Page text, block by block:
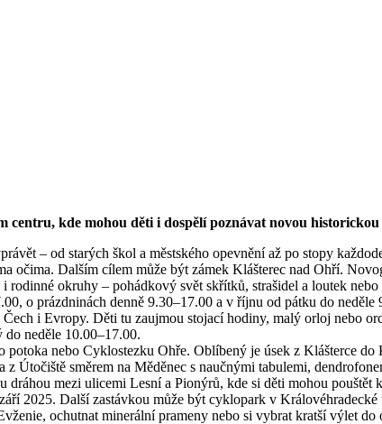
kde mohou děti i dospělí poznávat novou historickou
– od starých škol a městského opevnění až po stopy
očima. Dalším cílem může být zámek Klášterec nad Ohří.
okruhy – pohádkový svět skřítků, strašidel a loutek
o prázdninách denně 9.30–17.00 a v říjnu od pátku do neděle
i Evropy. Děti tu zaujmou stojací hodiny, malý orloj nebo
neděle 10.00–17.00.
nebo Cyklostezku Ohře. Oblíbený je úsek z Klášterce
Útočiště směrem na Měděnec s naučnými tabulemi,
mezi ulicemi Lesní a Pionýrů, kde si děti mohou
2025. Další zastávkou může být cyklopark v
ochutnat minerální prameny nebo si vybrat kratší výlet